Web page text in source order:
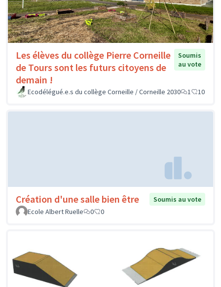
Les élèves du collège Pierre Corneille
de Tours sont les futurs citoyens de
demain !
Soumis
au vote
Ecodélégué.e.s du collège Corneille / Corneille 2030 1 10
Création d'une salle bien être
Soumis au vote
Ecole Albert Ruelle
0 0